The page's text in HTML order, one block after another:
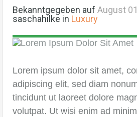
Bekanntgegeben auf August
saschahilke in Luxury
Lorem ipsum dolor sit amet,
adipiscing elit, sed diam
tincidunt ut laoreet dolore
volutpat. Ut wisi enim ad